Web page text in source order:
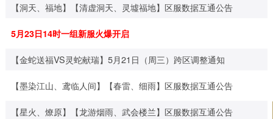
【洞天、福地】【清虚洞天、灵墟福地】区服数据互通公告
5月23日14时一组新服火爆开启
【金蛇送福VS灵蛇献瑞】5月21日（周三）跨区调整通知
【墨染江山、鸢临人间】【春雷、细雨】区服数据互通公告
【星火、燎原】【龙游烟雨、武会楼兰】区服数据互通公告